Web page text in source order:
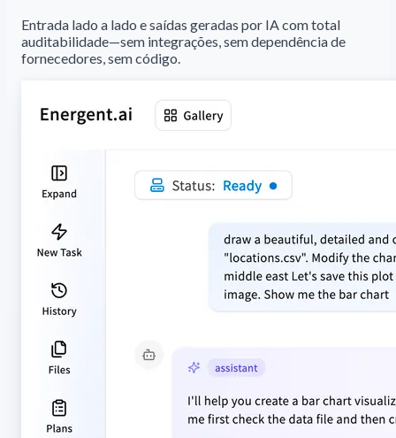
Entrada lado a lado e saídas geradas por IA com total
auditabilidade—sem integrações, sem dependência de
fornecedores, sem código.